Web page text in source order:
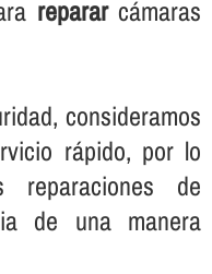
repararcámaras
consideramos
rápido, por lo
reparaciones de
de una manera